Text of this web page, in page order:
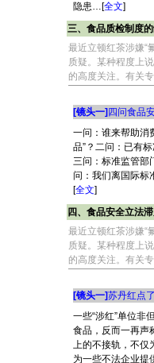
隐患…[全文]
三、食品质检制度
最近立顿红茶涉嫌“
质疑。某种程度上
的高度关注。有关
[镜头一] 四问食品
一问：谁来帮助消
品”？二问：已有标
三问：标准监管部
问：我们离国际标
[全文]
四、食品安全立法
最近立顿红茶涉嫌“
质疑。某种程度上
的高度关注。有关
[镜头一]苏丹红点
一些“涉红”单位非
食品，反而一再声
上的不接轨，不仅
为一些不法企业提